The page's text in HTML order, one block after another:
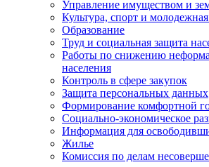
Управление имуществом и
Культура, спорт и
Образование
Труд и социальная защита
Работы по снижению
населения
Контроль в сфере закупок
Защита персональных данных
Формирование комфортной
Социально-экономическое
Информация для
Жилье
Комиссия по делам